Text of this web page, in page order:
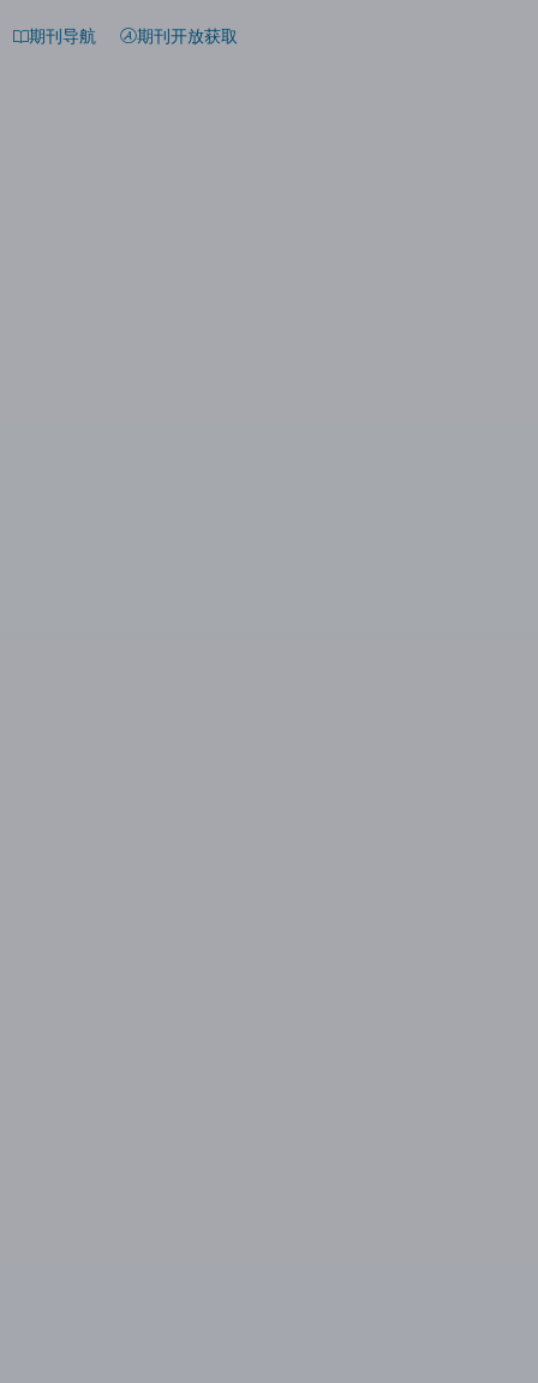
期刊导航 期刊开放获取